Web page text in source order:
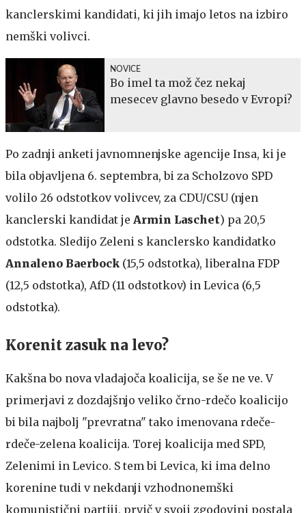
kanclerskimi kandidati, ki jih imajo letos na izbiro
nemški volivci.
NOVICE
Bo imel ta mož čez nekaj
mesecev glavno besedo v Evropi?
Po zadnji anketi javnomnenjske agencije Insa, ki je
bila objavljena 6. septembra, bi za Scholzovo SPD
volilo 26 odstotkov volivcev, za CDU/CSU (njen
kanclerski kandidat je Armin Laschet) pa 20,5
odstotka. Sledijo Zeleni s kanclersko kandidatko
Annaleno Baerbock (15,5 odstotka), liberalna FDP
(12,5 odstotka), AfD (11 odstotkov) in Levica (6,5
odstotka).
Korenit zasuk na levo?
Kakšna bo nova vladajoča koalicija, se še ne ve. V
primerjavi z dozdajšnjo veliko črno-rdečo koalicijo
bi bila najbolj "prevratna" tako imenovana rdeče-
rdeče-zelena koalicija. Torej koalicija med SPD,
Zelenimi in Levico. S tem bi Levica, ki ima delno
korenine tudi v nekdanji vzhodnonemški
komunistični partiji, prvič v svoji zgodovini postala